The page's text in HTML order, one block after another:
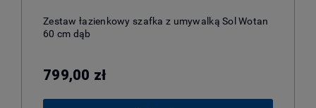
Zestaw łazienkowy szafka z umywalką Sol Wotan
60 cm dąb
799,00 zł